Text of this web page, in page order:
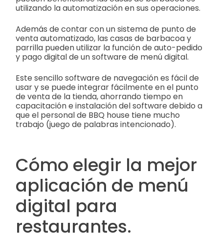
utilizando la automatización en sus operaciones.
Además de contar con un sistema de punto de
venta automatizado, las casas de barbacoa y
parrilla pueden utilizar la función de auto-pedido
y pago digital de un software de menú digital.
Este sencillo software de navegación es fácil de
usar y se puede integrar fácilmente en el punto
de venta de la tienda, ahorrando tiempo en
capacitación e instalación del software debido a
que el personal de BBQ house tiene mucho
trabajo (juego de palabras intencionado).
Cómo elegir la mejor
aplicación de menú
digital para
restaurantes.